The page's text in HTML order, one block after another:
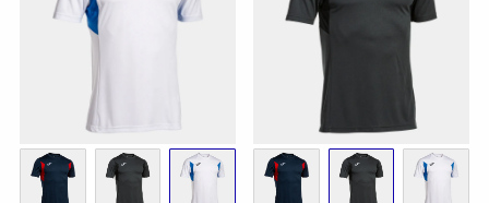
GG 2GG/3G